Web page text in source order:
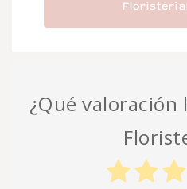
¿Qué valoración